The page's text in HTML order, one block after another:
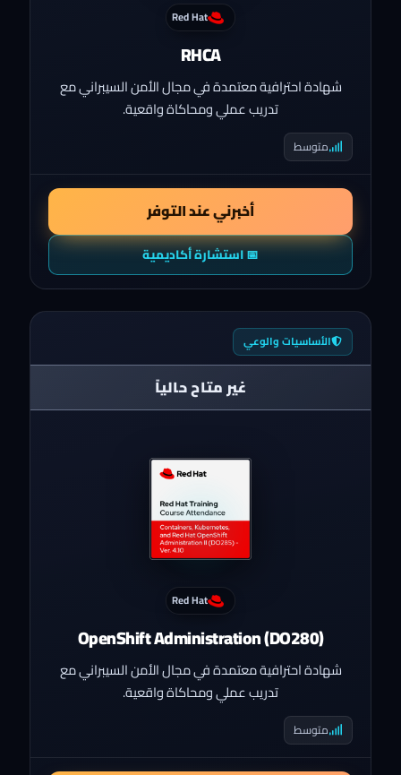
Red Hat
RHCA
شهادة احترافية معتمدة في مجال الأمن السيبراني مع
تدريب عملي ومحاكاة واقعية.
متوسط
أخبرني عند التوفر
📅 استشارة أكاديمية
الأساسيات والوعي
غير متاح حالياً
Red Hat
OpenShift Administration (DO280)
شهادة احترافية معتمدة في مجال الأمن السيبراني مع
تدريب عملي ومحاكاة واقعية.
متوسط